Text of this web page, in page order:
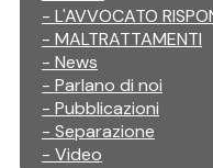
- L'AVVOCATO
- MALTRATTAMENTI
- News
- Parlano di noi
- Pubblicazioni
- Separazione
- Video